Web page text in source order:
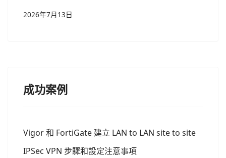
2026年7月13日
成功案例
Vigor 和 FortiGate 建立 LAN to LAN site to site
IPSec VPN 步驟和設定注意事項